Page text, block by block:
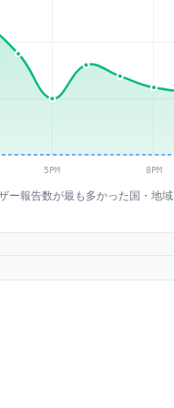
ー報告数が最も多かった国・地域